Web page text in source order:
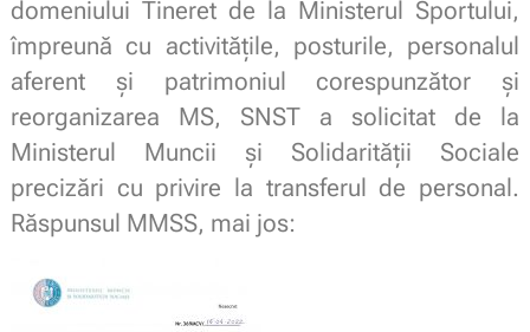
domeniului Tineret de la Ministerul Sportului,
împreună cu activitățile, posturile, personalul
aferent și patrimoniul corespunzător și
reorganizarea MS, SNST a solicitat de la
Ministerul Muncii și Solidarității Sociale
precizări cu privire la transferul de personal.
Răspunsul MMSS, mai jos: